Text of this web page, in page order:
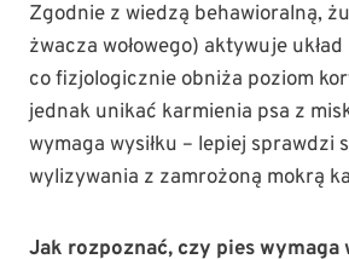
Zgodnie z wiedzą behawioralną,
żwacza wołowego) aktywuje
co fizjologicznie obniża poziom
jednak unikać karmienia psa z
wymaga wysiłku – lepiej sprawdzi
wylizywania z zamrożoną mokrą
Jak rozpoznać, czy pies wymaga